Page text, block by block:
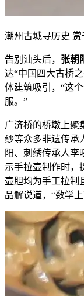
潮州古城寻历史
告别汕头后， 张朝
达“中国四大古桥
体建筑吸引，“这
服。”
广济桥的桥墩上聚
纱等众多非遗传承
阳、刺绣传承人李
示手拉壶制作时，
壶胆均为手工拉制
品解说道，“数学